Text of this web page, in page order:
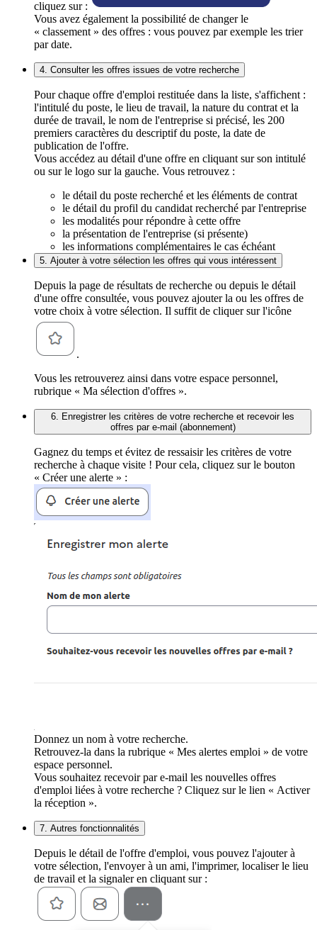
cliquez sur :
Vous avez également la possibilité de changer le
« classement » des offres : vous pouvez par exemple les trier
par date.
4. Consulter les offres issues de votre recherche
Pour chaque offre d'emploi restituée dans la liste, s'affichent :
l'intitulé du poste, le lieu de travail, la nature du contrat et la
durée de travail, le nom de l'entreprise si précisé, les 200
premiers caractères du descriptif du poste, la date de
publication de l'offre.
Vous accédez au détail d'une offre en cliquant sur son intitulé
ou sur le logo sur la gauche. Vous retrouvez :
le détail du poste recherché et les éléments de contrat
le détail du profil du candidat recherché par l'entreprise
les modalités pour répondre à cette offre
la présentation de l'entreprise (si présente)
les informations complémentaires le cas échéant
5. Ajouter à votre sélection les offres qui vous intéressent
Depuis la page de résultats de recherche ou depuis le détail
d'une offre consultée, vous pouvez ajouter la ou les offres de
votre choix à votre sélection. Il suffit de cliquer sur l'icône
.
Vous les retrouverez ainsi dans votre espace personnel,
rubrique « Ma sélection d'offres ».
6. Enregistrer les critères de votre recherche et recevoir les
offres par e-mail (abonnement)
Gagnez du temps et évitez de ressaisir les critères de votre
recherche à chaque visite ! Pour cela, cliquez sur le bouton
« Créer une alerte » :
Donnez un nom à votre recherche.
Retrouvez-la dans la rubrique « Mes alertes emploi » de votre
espace personnel.
Vous souhaitez recevoir par e-mail les nouvelles offres
d'emploi liées à votre recherche ? Cliquez sur le lien « Activer
la réception ».
7. Autres fonctionnalités
Depuis le détail de l'offre d'emploi, vous pouvez l'ajouter à
votre sélection, l'envoyer à un ami, l'imprimer, localiser le lieu
de travail et la signaler en cliquant sur :